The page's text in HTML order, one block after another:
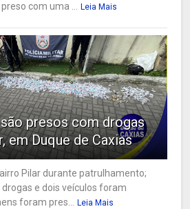
com uma ... Leia Mais
presos com drogas
em Duque de Caxias
Pilar durante patrulhamento;
e dois veículos foram
foram pres... Leia Mais